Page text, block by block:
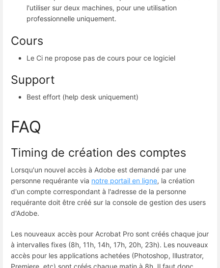
l'utiliser sur deux machines, pour une utilisation
professionnelle uniquement.
Cours
Le Ci ne propose pas de cours pour ce logiciel
Support
Best effort (help desk uniquement)
FAQ
Timing de création des comptes
Lorsqu'un nouvel accès à Adobe est demandé par une
personne requérante via notre portail en ligne, la création
d'un compte correspondant à l'adresse de la personne
requérante doit être créé sur la console de gestion des users
d'Adobe.
Les nouveaux accès pour Acrobat Pro sont créés chaque jour
à intervalles fixes (8h, 11h, 14h, 17h, 20h, 23h). Les nouveaux
accès pour les applications achetées (Photoshop, Illustrator,
Premiere, etc) sont créés chaque matin à 8h. Il faut donc